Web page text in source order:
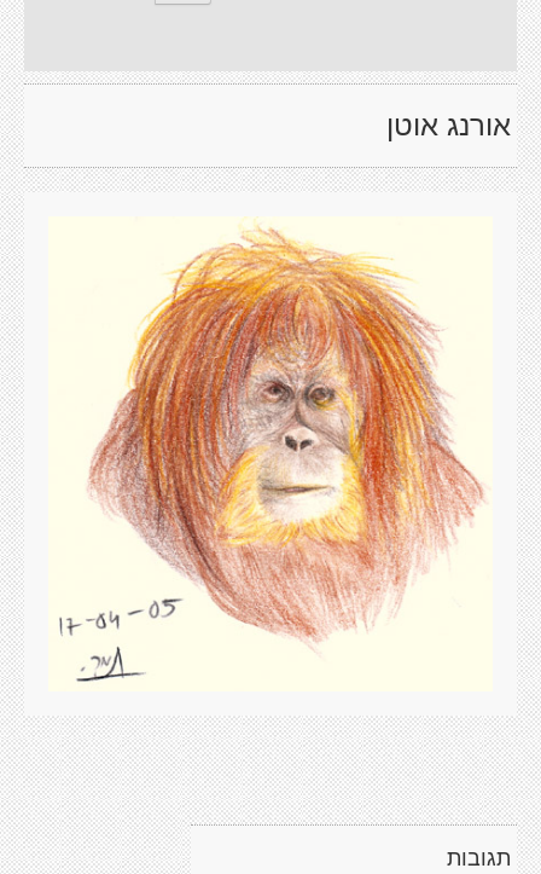
אורנג אוטן
תגובות